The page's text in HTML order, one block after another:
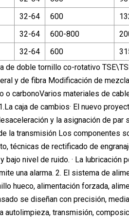
32-64 600
32-64 600-800
32-64 600
de doble tornillo co-rotativo
y de fibra Modificación de
o carbonoVarios materiales de
caja de cambios· El nuevo
y la asignación de
la transmisión Los componentes
técnicas de rectificado de
bajo nivel de ruido. · La
una alarma. 2. El sistema de
hueco, alimentación forzada,
se diseñan con precisión,
autolimpieza, transmisión,